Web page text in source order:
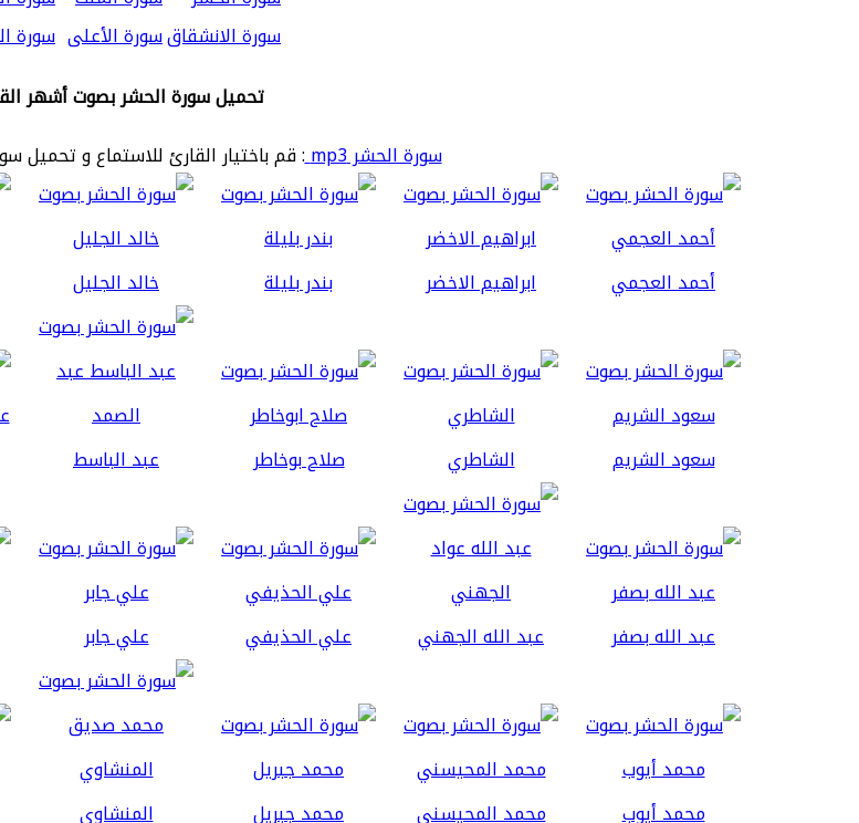
سورة الانشقاقسورة الأعلى سورة
تحميل سورة الحشر بصوت أشهر
سورة الحشر mp3
: قم باختيار القارئ للاستماع و تحميل
أحمد العجمي ابراهيم الاخضر بندر بليلة خالد الجليل
سعود الشريم الشاطري صلاح بوخاطر عبد الباسط
عبد الله بصفر عبد الله الجهني علي الحذيفي علي جابر
محمد أيوب محمد المحيسني محمد جبريل المنشاوي